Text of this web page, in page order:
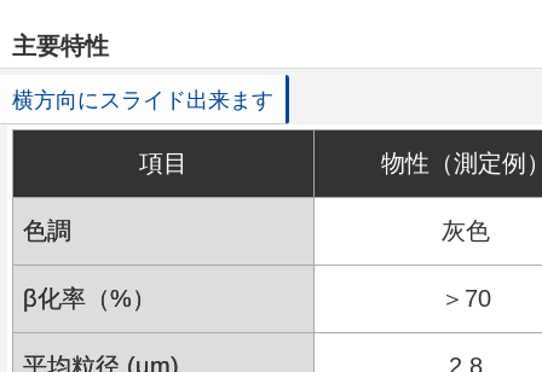
主要特性
項目 物性（測定例
色調 灰色
β化率（%） ＞70
平均粒径 (μm) 2.8